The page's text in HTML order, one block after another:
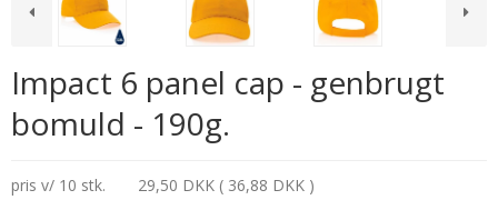
Impact 6 panel cap - genbrugt
bomuld - 190g.
pris v/ 10 stk. 29,50 DKK ( 36,88 DKK )